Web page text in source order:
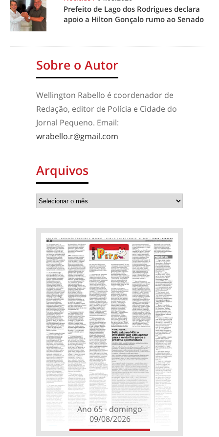
Prefeito de Lago dos Rodrigues declara
apoio a Hilton Gonçalo rumo ao Senado
Sobre o Autor
Wellington Rabello é coordenador de
Redação, editor de Polícia e Cidade do
Jornal Pequeno. Email:
wrabello.r@gmail.com
Arquivos
Ano 65 - domingo
09/08/2026